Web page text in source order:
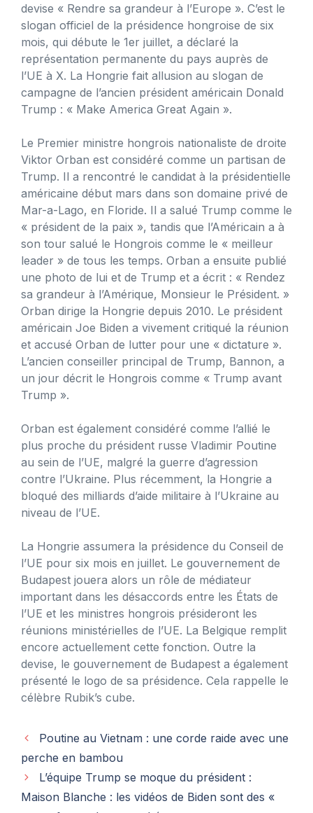
devise « Rendre sa grandeur à l’Europe ». C’est le
slogan officiel de la présidence hongroise de six
mois, qui débute le 1er juillet, a déclaré la
représentation permanente du pays auprès de
l’UE à X. La Hongrie fait allusion au slogan de
campagne de l’ancien président américain Donald
Trump : « Make America Great Again ».
Le Premier ministre hongrois nationaliste de droite
Viktor Orban est considéré comme un partisan de
Trump. Il a rencontré le candidat à la présidentielle
américaine début mars dans son domaine privé de
Mar-a-Lago, en Floride. Il a salué Trump comme le
« président de la paix », tandis que l’Américain a à
son tour salué le Hongrois comme le « meilleur
leader » de tous les temps. Orban a ensuite publié
une photo de lui et de Trump et a écrit : « Rendez
sa grandeur à l’Amérique, Monsieur le Président. »
Orban dirige la Hongrie depuis 2010. Le président
américain Joe Biden a vivement critiqué la réunion
et accusé Orban de lutter pour une « dictature ».
L’ancien conseiller principal de Trump, Bannon, a
un jour décrit le Hongrois comme « Trump avant
Trump ».
Orban est également considéré comme l’allié le
plus proche du président russe Vladimir Poutine
au sein de l’UE, malgré la guerre d’agression
contre l’Ukraine. Plus récemment, la Hongrie a
bloqué des milliards d’aide militaire à l’Ukraine au
niveau de l’UE.
La Hongrie assumera la présidence du Conseil de
l’UE pour six mois en juillet. Le gouvernement de
Budapest jouera alors un rôle de médiateur
important dans les désaccords entre les États de
l’UE et les ministres hongrois présideront les
réunions ministérielles de l’UE. La Belgique remplit
encore actuellement cette fonction. Outre la
devise, le gouvernement de Budapest a également
présenté le logo de sa présidence. Cela rappelle le
célèbre Rubik’s cube.
Poutine au Vietnam : une corde raide avec une
perche en bambou
L’équipe Trump se moque du président :
Maison Blanche : les vidéos de Biden sont des «